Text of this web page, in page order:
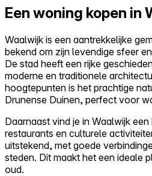
Zelf kopen
Alles-in-één
Reviews
Prijzen
Log in
Probeer Walter gratis
Een woning kopen in
Waalwijk is een aantrekkelijke
bekend om zijn levendige sfeer
De stad heeft een rijke
moderne en traditionele
hoogtepunten is het prachtige
Drunense Duinen, perfect voor
Daarnaast vind je in Waalwijk
restaurants en culturele
uitstekend, met goede
steden. Dit maakt het een ideale
oud.